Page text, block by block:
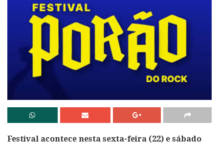
Festival acontece nesta sexta-feira (22) e sábado